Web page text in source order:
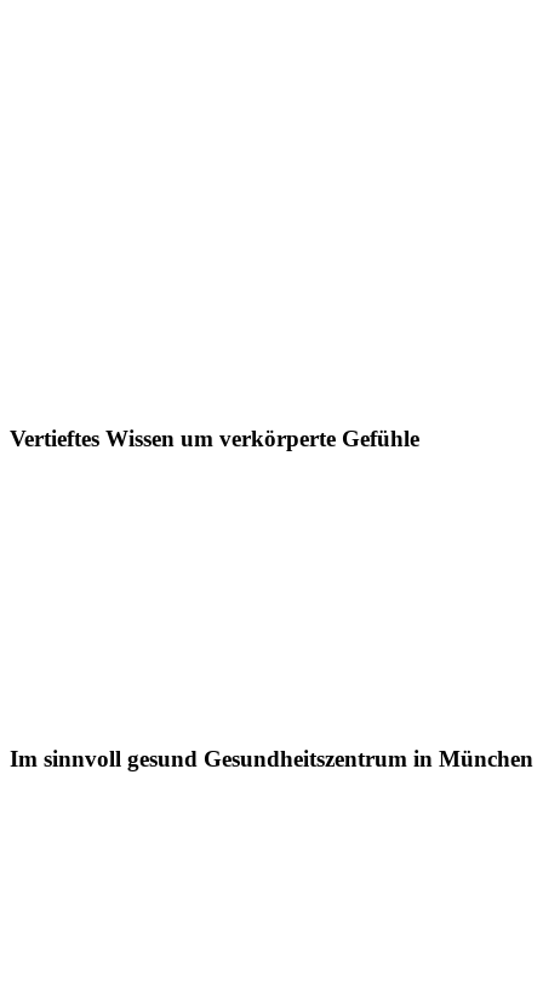
Vertieftes Wissen um verkörperte Gefühle
Im sinnvoll gesund Gesundheitszentrum in München